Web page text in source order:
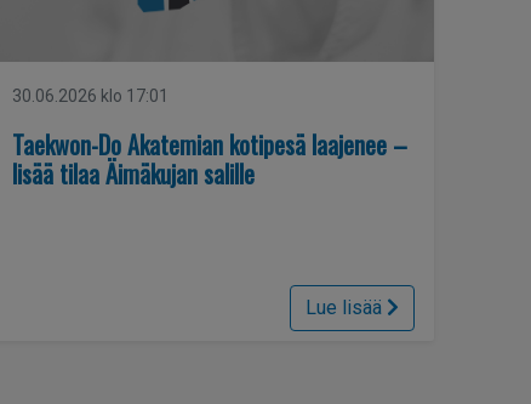
30.06.2026 klo 17:01
Taekwon-Do Akatemian kotipesä laajenee –
lisää tilaa Äimäkujan salille
Lue lisää